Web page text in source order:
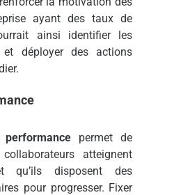
ayant des taux de
ainsi identifier les
et déployer des actions
permet de
atteignent
qu’ils disposent des
pour progresser. Fixer